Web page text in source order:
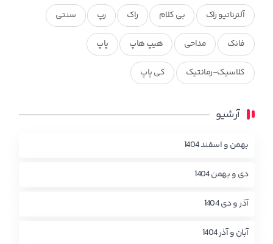
آلترناتیو راک بی کلام راک رپ سنتی
فانک مداحی هیپ هاپ پاپ
کلاسیک-رمانتیک کی پاپ
آرشیو
بهمن و اسفند 1404
دی و بهمن 1404
آذر و دی 1404
آبان و آذر 1404